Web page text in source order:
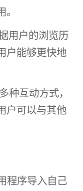
用户的浏览历
户能够更快地
种互动方式，
户可以与其他
程序导入自己